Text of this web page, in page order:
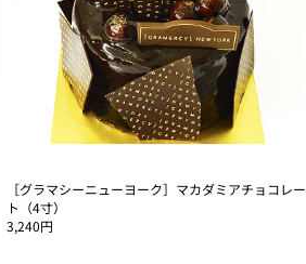
［グラマシーニューヨーク］マカダミアチョコレー
ト（4寸）
3,240円